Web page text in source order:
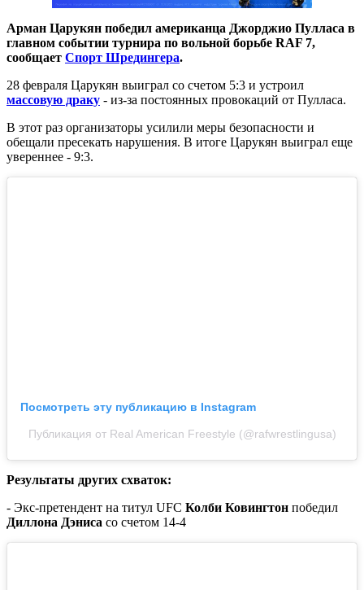
Арман Царукян победил американца Джорджио Пулласа в
главном событии турнира по вольной борьбе RAF 7,
сообщает Спорт Шредингера.
28 февраля Царукян выиграл со счетом 5:3 и устроил
массовую драку - из-за постоянных провокаций от Пулласа.
В этот раз организаторы усилили меры безопасности и
обещали пресекать нарушения. В итоге Царукян выиграл еще
увереннее - 9:3.
Посмотреть эту публикацию в Instagram
Публикация от Real American Freestyle (@rafwrestlingusa)
Результаты других схваток:
- Экс-претендент на титул UFC Колби Ковингтон победил
Диллона Дэниса со счетом 14-4